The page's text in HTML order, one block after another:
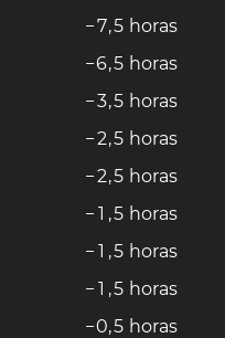
−7,5 horas
−6,5 horas
−3,5 horas
−2,5 horas
−2,5 horas
− 1 ,5 horas
− 1 ,5 horas
− 1 ,5 horas
−0,5 horas